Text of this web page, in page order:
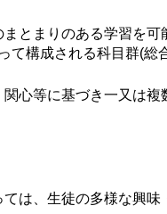
とまりのある学習を
構成される科目群(総
心等に基づき一又は
は、生徒の多様な興